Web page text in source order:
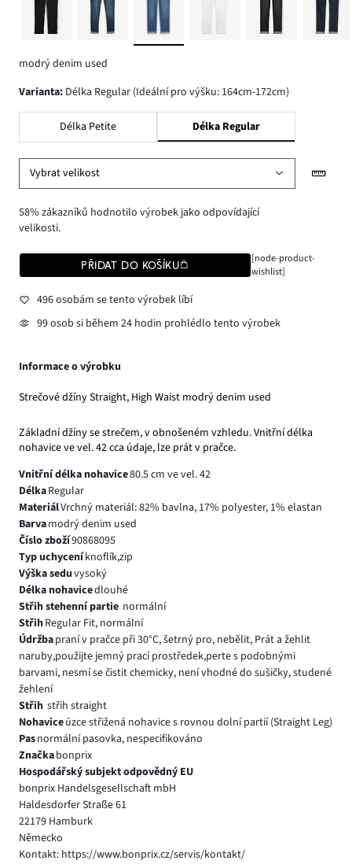
modrý denim used
varianta: Délka Regular (Ideální pro výšku: 164cm-172cm)
Délka Petite Délka Regular
Vybrat velikost
58% zákazníků hodnotilo výrobek jako odpovídající
velikosti.
PŘIDAT DO KOŠÍKU
[node-product-
wishlist]
496 osobám se tento výrobek líbí
99 osob si během 24 hodin prohlédlo tento výrobek
Informace o výrobku
Strečové džíny Straight, High Waist modrý denim used
Základní džíny se strečem, v obnošeném vzhledu. Vnitřní délka
nohavice ve vel. 42 cca údaje, lze prát v pračce.
Vnitřní délka nohavice80.5 cm ve vel. 42
DélkaRegular
MateriálVrchný materiál: 82% bavlna, 17% polyester, 1% elastan
Barvamodrý denim used
Číslo zboží90868095
Typ uchyceníknoflík,zip
Výška seduvysoký
Délka nohavicedlouhé
Střih stehenní partie normální
StřihRegular Fit, normální
Údržbapraní v pračce při 30°C, šetrný pro, nebělit, Prát a žehlit
naruby,použijte jemný prací prostředek,perte s podobnými
barvami, nesmí se čistit chemicky, není vhodné do sušičky, studené
žehlení
Střih střih straight
Nohaviceúzce střižená nohavice s rovnou dolní partií (Straight Leg)
Pasnormální pasovka, nespecifikováno
Značkabonprix
Hospodářský subjekt odpovědný EU
bonprix Handelsgesellschaft mbH
Haldesdorfer Straße 61
22179 Hamburk
Německo
Kontakt: https://www.bonprix.cz/servis/kontakt/